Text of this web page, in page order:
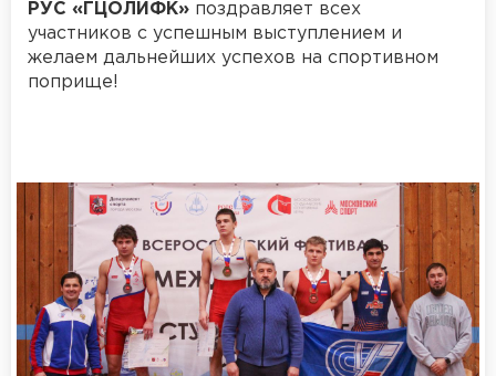
РУС «ГЦОЛИФК» поздравляет всех
участников с успешным выступлением и
желаем дальнейших успехов на спортивном
поприще!